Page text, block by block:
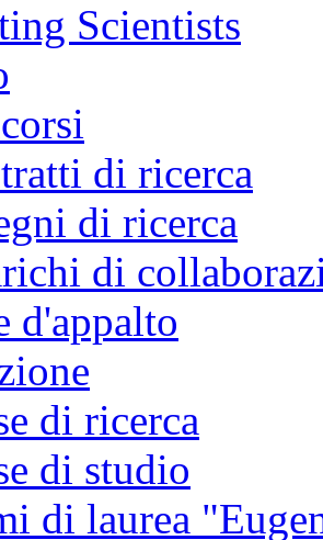
Scientists
di ricerca
di ricerca
di
d'appalto
di ricerca
di studio
di laurea